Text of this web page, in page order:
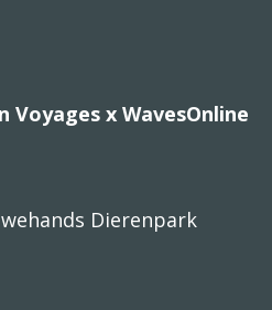
Voyages x WavesOnline
Dierenpark